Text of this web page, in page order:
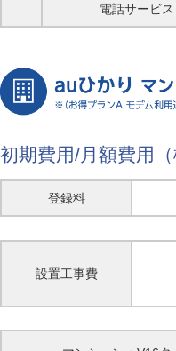
電話サービス
初期費用/月額費用
登録料
設置工事費